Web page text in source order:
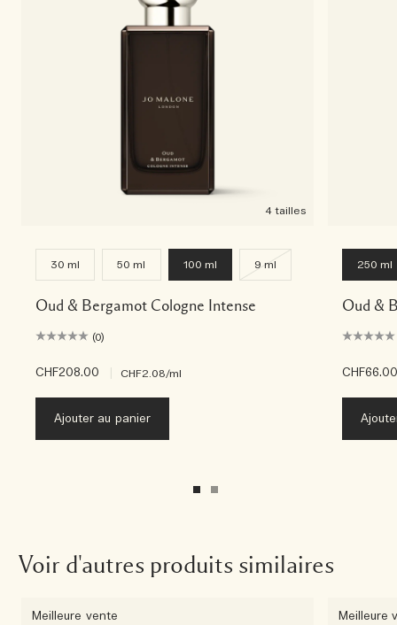
4 tailles
30 ml 50 ml 100 ml 9 ml
Oud & Bergamot Cologne Intense
(0)
CHF208.00 CHF2.08/ml
Ajouter au panier
250 ml
Oud &
CHF66.00
Voir d'autres produits similaires
Meilleure vente Meilleure